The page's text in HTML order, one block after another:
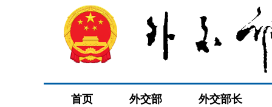
首页 外交部 外交部长